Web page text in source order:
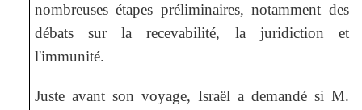
nombreuses étapes préliminaires, notamment des
débats sur la recevabilité, la juridiction et
l'immunité.
Juste avant son voyage, Israël a demandé si M.